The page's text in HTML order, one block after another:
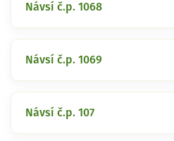
Návsí č.p. 1068
Návsí č.p. 1069
Návsí č.p. 107